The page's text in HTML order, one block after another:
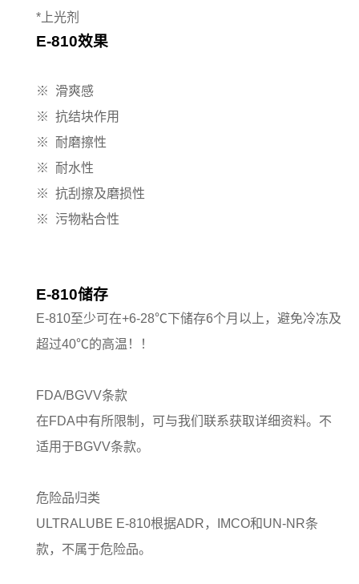
*上光剂
E-810效果
※ 滑爽感
※ 抗结块作用
※ 耐磨擦性
※ 耐水性
※ 抗刮擦及磨损性
※ 污物粘合性
E-810储存
E-810至少可在+6-28℃下储存6个月以上，避免冷冻及
超过40℃的高温！！
FDA/BGVV条款
在FDA中有所限制，可与我们联系获取详细资料。不
适用于BGVV条款。
危险品归类
ULTRALUBE E-810根据ADR，IMCO和UN-NR条
款，不属于危险品。